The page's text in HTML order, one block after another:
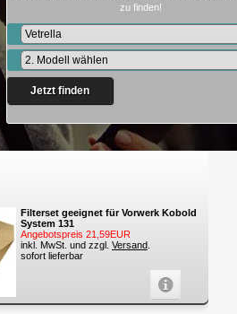
zu finden!
Jetzt finden
Filterset geeignet für Vorwerk Kobold
System 131
Angebotspreis 21,59EUR
inkl. MwSt. und zzgl. Versand
sofort lieferbar